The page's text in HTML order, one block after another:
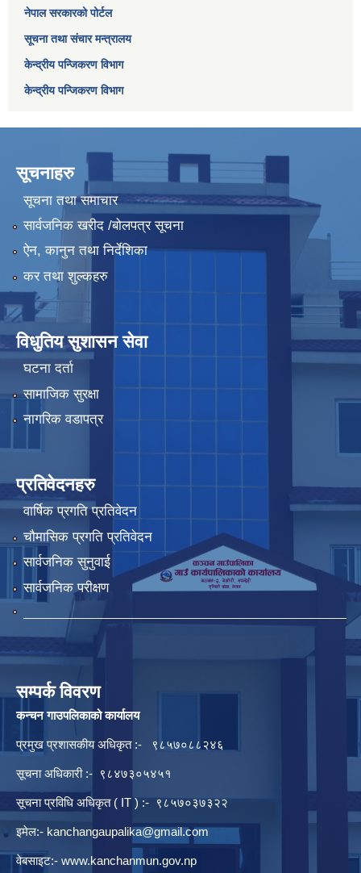
नेपाल सरकारको पोर्टल
सूचना तथा संचार मन्त्रालय
केन्द्रीय पन्जिकरण विभाग
केन्द्रीय पन्जिकरण विभाग
सूचनाहरु
सूचना तथा समाचार
सार्वजनिक खरीद /बोलपत्र सूचना
ऐन, कानुन तथा निर्देशिका
कर तथा शुल्कहरु
विधुतिय सुशासन सेवा
घटना दर्ता
सामाजिक सुरक्षा
नागरिक वडापत्र
प्रतिवेदनहरु
वार्षिक प्रगति प्रतिवेदन
चौमासिक प्रगति प्रतिवेदन
सार्वजनिक सुनुवाई
सार्वजनिक परीक्षण
सम्पर्क विवरण
कन्चन गाउपलिकाको कार्यालय
प्रमुख प्रशासकीय अधिकृत :- ९८५७०८८२४६
सूचना अधिकारी :- ९८४७३०५४५१
सूचना प्रविधि अधिकृत ( IT ) :- ९८५७०३७३२२
इमेल:- kanchangaupalika@gmail.com
वेबसाइट:- www.kanchanmun.gov.np